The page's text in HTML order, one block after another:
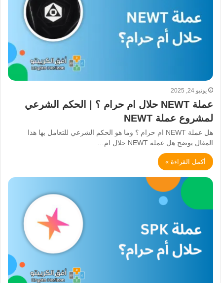
يونيو 24, 2025
عملة NEWT حلال ام حرام ؟ | الحكم الشرعي
لمشروع عملة NEWT
هل عملة NEWT ام حرام ؟ وما هو الحكم الشرعي للتعامل بها هذا
المقال يوضح هل عملة NEWT حلال ام…
أكمل القراءة »